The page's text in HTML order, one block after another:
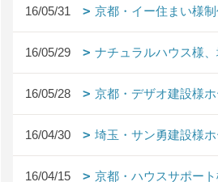
16/05/31 京都・イー住まい様
16/05/29 ナチュラルハウス様
16/05/28 京都・デザオ建設様
16/04/30 埼玉・サン勇建設様
16/04/15 京都・ハウスサポー